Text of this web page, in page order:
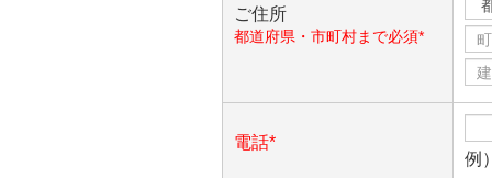
ご住所
都道府県・市町村まで必須*
電話*
例